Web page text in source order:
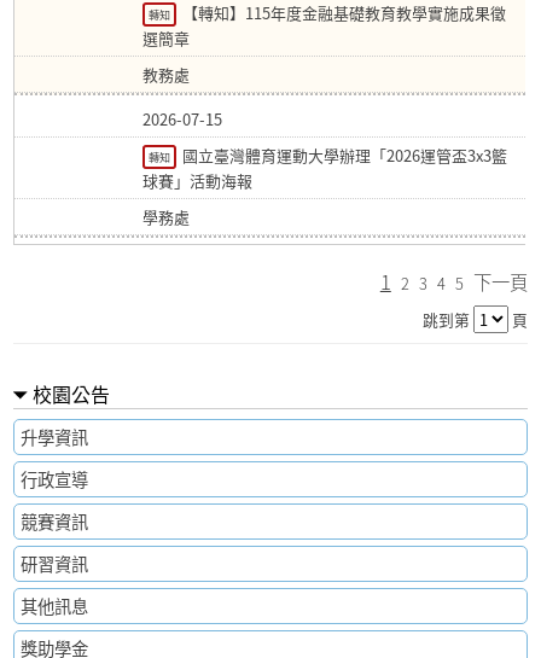
轉知
【轉知】115年度金融基礎教育教學實施成果徵
選簡章
教務處
2026-07-15
轉知
國立臺灣體育運動大學辦理「2026運管盃3x3籃
球賽」活動海報
學務處
1 2 3 4 5 下一頁
跳到第 頁
校園公告
升學資訊
行政宣導
競賽資訊
研習資訊
其他訊息
獎助學金